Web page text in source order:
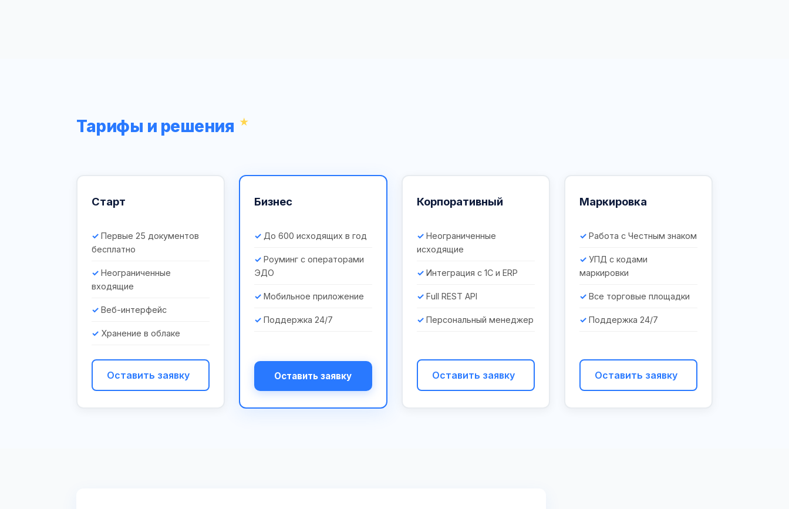
Тарифы и решения
Старт
Первые 25 документов
бесплатно
Неограниченные
входящие
Веб-интерфейс
Хранение в облаке
Оставить заявку
Бизнес
До 600 исходящих в год
Роуминг с операторами
ЭДО
Мобильное приложение
Поддержка 24/7
Оставить заявку
Корпоративный
Неограниченные
исходящие
Интеграция с 1С и ERP
Full REST API
Персональный менеджер
Оставить заявку
Маркировка
Работа с Честным знаком
УПД с кодами
маркировки
Все торговые площадки
Поддержка 24/7
Оставить заявку